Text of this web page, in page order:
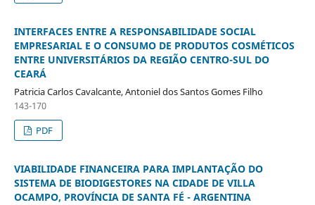
INTERFACES ENTRE A RESPONSABILIDADE SOCIAL
EMPRESARIAL E O CONSUMO DE PRODUTOS COSMÉTICOS
ENTRE UNIVERSITÁRIOS DA REGIÃO CENTRO-SUL DO
CEARÁ
Patricia Carlos Cavalcante, Antoniel dos Santos Gomes Filho
143-170
PDF
VIABILIDADE FINANCEIRA PARA IMPLANTAÇÃO DO
SISTEMA DE BIODIGESTORES NA CIDADE DE VILLA
OCAMPO, PROVÍNCIA DE SANTA FÉ - ARGENTINA